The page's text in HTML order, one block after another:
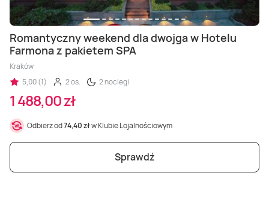
Romantyczny weekend dla dwojga w Hotelu
Farmona z pakietem SPA
Kraków
5,00 (1)
2 os. 2 noclegi
1 488,00 zł
Odbierz od74,40 złw Klubie Lojalnościowym
Sprawdź